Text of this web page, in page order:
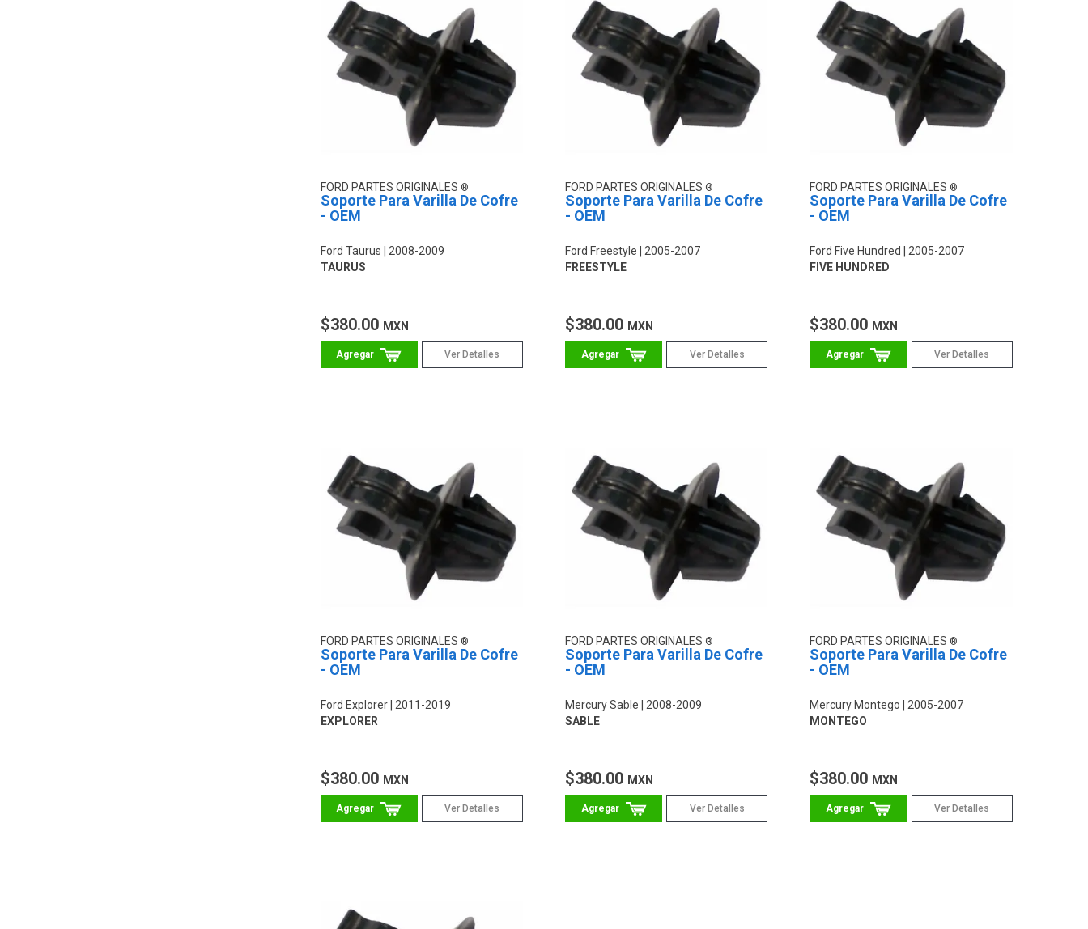
FORD PARTES ORIGINALES
Soporte Para Varilla De Cofre
- OEM
Ford Taurus
2008-2009
TAURUS
$380.00 MXN
Ver Detalles
FORD PARTES ORIGINALES
Soporte Para Varilla De Cofre
- OEM
Ford Freestyle
2005-2007
FREESTYLE
$380.00 MXN
Ver Detalles
FORD PARTES ORIGINALES
Soporte Para Varilla De Cofre
- OEM
Ford Five Hundred
2005-2007
FIVE HUNDRED
$380.00 MXN
Ver Detalles
FORD PARTES ORIGINALES
Soporte Para Varilla De Cofre
- OEM
Ford Explorer 2011-2019
EXPLORER
$380.00 MXN
Ver Detalles
FORD PARTES ORIGINALES
Soporte Para Varilla De Cofre
- OEM
Mercury Sable
2008-2009
SABLE
$380.00 MXN
Ver Detalles
FORD PARTES ORIGINALES
Soporte Para Varilla De Cofre
- OEM
Mercury Montego
2005-2007
MONTEGO
$380.00 MXN
Ver Detalles